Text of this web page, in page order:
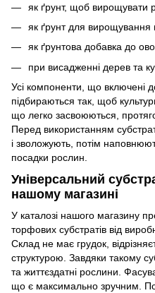
як ґрунт, щоб вирощувати
як ґрунт для вирощування
як ґрунтова добавка до
при висадженні дерев та
Усі компоненти, що включені
підбираються так, щоб
що легко засвоюються,
Перед використанням
і зволожують, потім
посадки рослин.
Універсальний
нашому магазині
У каталозі нашого магазину
торфових субстратів від
Склад не має грудок,
структурою. Завдяки такому
та життєздатні рослини.
що є максимально зручним.